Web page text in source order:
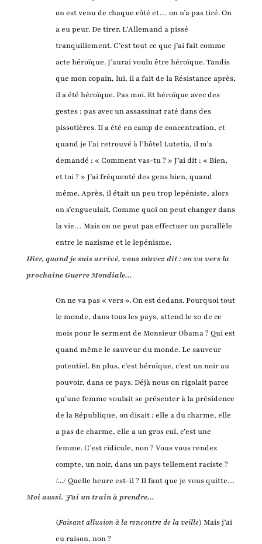
on est venu de chaque côté et… on n’a pas tiré. On
a eu peur. De tirer. L’Allemand a pissé
tranquillement. C’est tout ce que j’ai fait comme
acte héroïque. J’aurai voulu être héroïque. Tandis
que mon copain, lui, il a fait de la Résistance après,
il a été héroïque. Pas moi. Et héroïque avec des
gestes : pas avec un assassinat raté dans des
pissotières. Il a été en camp de concentration, et
quand je l’ai retrouvé à l’hôtel Lutetia, il m’a
demandé : « Comment vas-tu ? » J’ai dit : « Bien,
et toi ? » J’ai fréquenté des gens bien, quand
même. Après, il était un peu trop lepéniste, alors
on s’engueulait. Comme quoi on peut changer dans
la vie… Mais on ne peut pas effectuer un parallèle
entre le nazisme et le lepénisme.
Hier, quand je suis arrivé, vous m'avez dit : on va vers la
prochaine Guerre Mondiale...
On ne va pas « vers ». On est dedans. Pourquoi tout
le monde, dans tous les pays, attend le 20 de ce
mois pour le serment de Monsieur Obama ? Qui est
quand même le sauveur du monde. Le sauveur
potentiel. En plus, c’est héroïque, c’est un noir au
pouvoir, dans ce pays. Déjà nous on rigolait parce
qu’une femme voulait se présenter à la présidence
de la République, on disait : elle a du charme, elle
a pas de charme, elle a un gros cul, c’est une
femme. C’est ridicule, non ? Vous vous rendez
compte, un noir, dans un pays tellement raciste ?
/.../ Quelle heure est-il ? Il faut que je vous quitte…
Moi aussi. J'ai un train à prendre...
(Faisant allusion à la rencontre de la veille) Mais j’ai
eu raison, non ?